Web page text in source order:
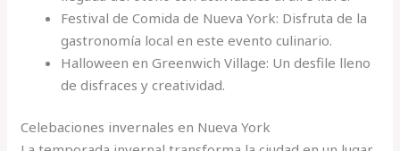
Festival de Comida de Nueva York: Disfruta de la
gastronomía local en este evento culinario.
Halloween en Greenwich Village: Un desfile lleno
de disfraces y creatividad.
Celebaciones invernales en Nueva York